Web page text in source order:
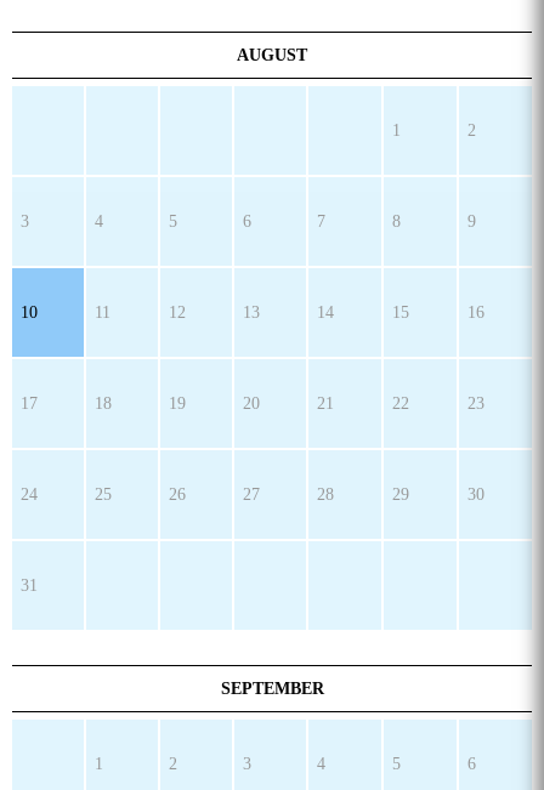
AUGUST
1 2
3 4 5 6 7 8 9
10 11 12 13 14 15 16
17 18 19 20 21 22 23
24 25 26 27 28 29 30
31
SEPTEMBER
1 2 3 4 5 6